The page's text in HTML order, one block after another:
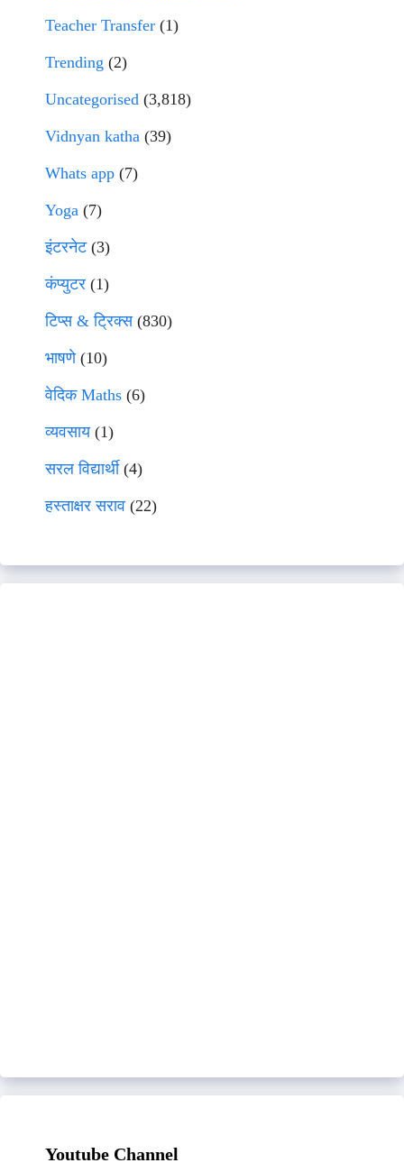
Teacher Transfer (1)
Trending (2)
Uncategorised (3,818)
Vidnyan katha (39)
Whats app (7)
Yoga (7)
इंटरनेट(3)
कंप्युटर (1)
टिप्स & ट्रिक्स(830)
भाषणे(10)
वेदिक Maths (6)
व्यवसाय(1)
सरल विद्यार्थी(4)
हस्ताक्षर सराव (22)
Youtube Channel